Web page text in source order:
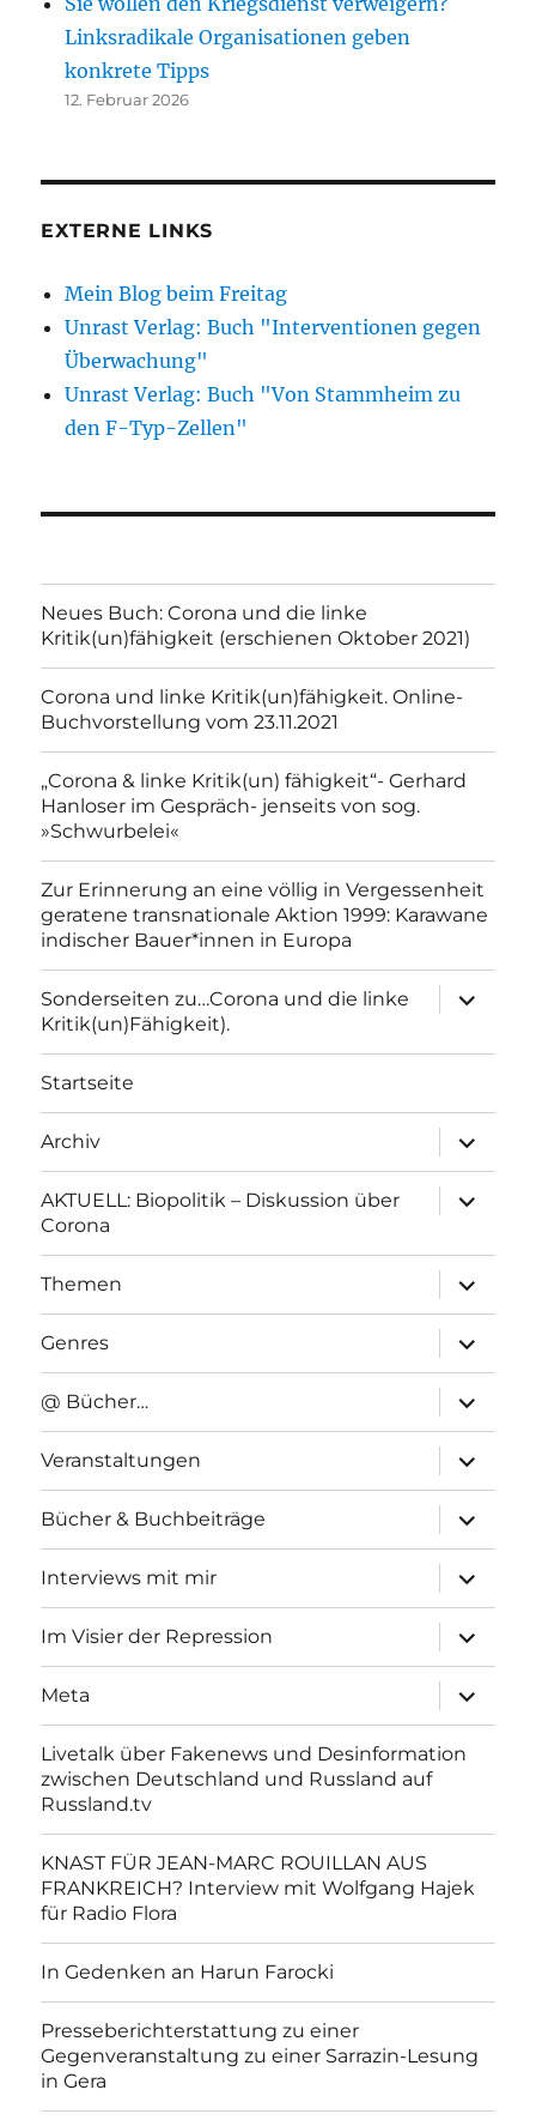
Linksradikale Organisationen geben
konkrete Tipps
12. Februar 2026
EXTERNE LINKS
Mein Blog beim Freitag
Unrast Verlag: Buch "Interventionen gegen
Überwachung"
Unrast Verlag: Buch "Von Stammheim zu
den F-Typ-Zellen"
Neues Buch: Corona und die linke
Kritik(un)fähigkeit (erschienen Oktober 2021)
Corona und linke Kritik(un)fähigkeit. Online-
Buchvorstellung vom 23.11.2021
„Corona & linke Kritik(un) fähigkeit“- Gerhard
Hanloser im Gespräch- jenseits von sog.
»Schwurbelei«
Zur Erinnerung an eine völlig in Vergessenheit
geratene transnationale Aktion 1999: Karawane
indischer Bauer*innen in Europa
Sonderseiten zu…Corona und die linke
Kritik(un)Fähigkeit).
anzeigen
Startseite
Archiv
anzeigen
AKTUELL: Biopolitik – Diskussion über
Corona
anzeigen
Themen
anzeigen
Genres
anzeigen
@ Bücher…
anzeigen
Veranstaltungen
anzeigen
Bücher & Buchbeiträge
anzeigen
Interviews mit mir
anzeigen
Im Visier der Repression
anzeigen
Meta
anzeigen
Livetalk über Fakenews und Desinformation
zwischen Deutschland und Russland auf
Russland.tv
KNAST FÜR JEAN-MARC ROUILLAN AUS
FRANKREICH? Interview mit Wolfgang Hajek
für Radio Flora
In Gedenken an Harun Farocki
Presseberichterstattung zu einer
Gegenveranstaltung zu einer Sarrazin-Lesung
in Gera